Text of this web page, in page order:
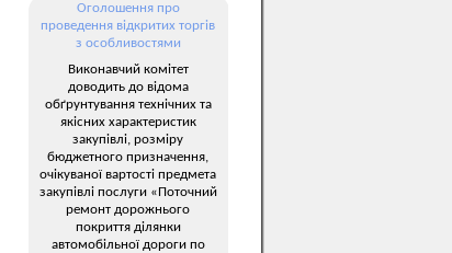
Оголошення про
проведення відкритих торгів
з особливостями
Виконавчий комітет
доводить до відома
обґрунтування технічних та
якісних характеристик
закупівлі, розміру
бюджетного призначення,
очікуваної вартості предмета
закупівлі послуги «Поточний
ремонт дорожнього
покриття ділянки
автомобільної дороги по